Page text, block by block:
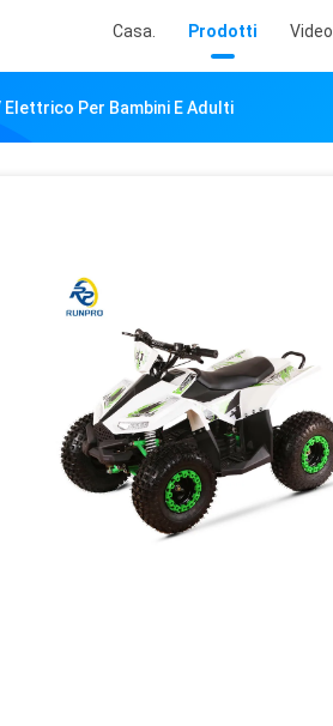
Casa. Prodotti Video
Elettrico Per Bambini E Adulti